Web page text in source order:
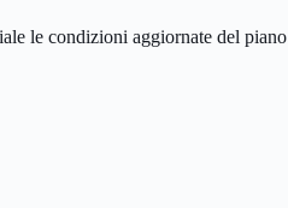
le condizioni aggiornate del piano